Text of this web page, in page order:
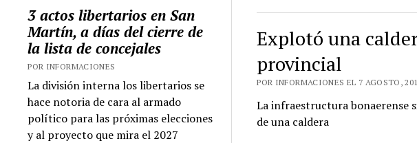
3 actos libertarios en San
Martín, a días del cierre de
la lista de concejales
POR INFORMACIONES
La división interna los libertarios se
hace notoria de cara al armado
político para las próximas elecciones
y al proyecto que mira el 2027
e
instalaciones
del
Cementerio
de
Explotó una
provincial
POR INFORMACIONES EL 7 AGOSTO,
La infraestructura bonaerense
de una caldera